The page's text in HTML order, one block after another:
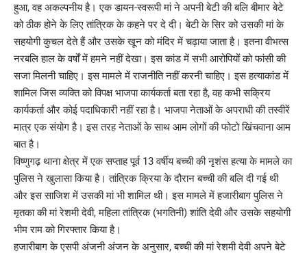
हुआ, वह अकल्पनीय है। एक डायन-स्वरूपी मां ने अपनी बेटी की बलि बीमार बेटे
को ठीक होने के लिए तांत्रिक के कहने पर दे दी। बेटी के सिर को उसकी मां के
सहयोगी कुचल देते हैं और उसके खून को मंदिर में चढ़ाया जाता है। इतना वीभत्स
नरबलि हाल के वर्षों में हमने नहीं देखा। इस कांड में सभी आरोपियों को फांसी की
सजा मिलनी चाहिए। इस मामले में राजनीति नहीं करनी चाहिए। इस हत्याकांड में
शामिल जिस व्यक्ति को विपक्ष भाजपा कार्यकर्ता बता रहा है, वह कभी सक्रिय
कार्यकर्ता और कोई पदाधिकारी नहीं रहा है। भाजपा नेताओं के अपराधी की तस्वीरें
मात्र एक संयोग है। इस तरह नेताओं के साथ आम लोगों की फोटो खिंचवाना आम
बात है।
विष्णुगढ़ थाना क्षेत्र में एक सप्ताह पूर्व 13 वर्षीय बच्ची की नृशंस हत्या के मामले का
पुलिस ने खुलासा किया है। तांत्रिक क्रिया के दौरान बच्ची की बलि दी गई थी
और इस साजिश में उसकी मां भी शामिल थी। इस मामले में हजारीबाग पुलिस ने
मृतका की मां रेशमी देवी, महिला तांत्रिक (भगतिनी) शांति देवी और उसके सहयोगी
भीम राम को गिरफ्तार किया है।
हजारीबाग के एसपी अंजनी अंजन के अनुसार, बच्ची की मां रेशमी देवी अपने बेटे